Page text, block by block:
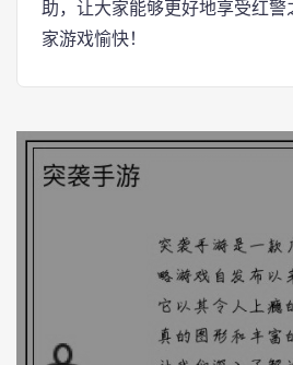
助，让大家能够更好地享受红
家游戏愉快！